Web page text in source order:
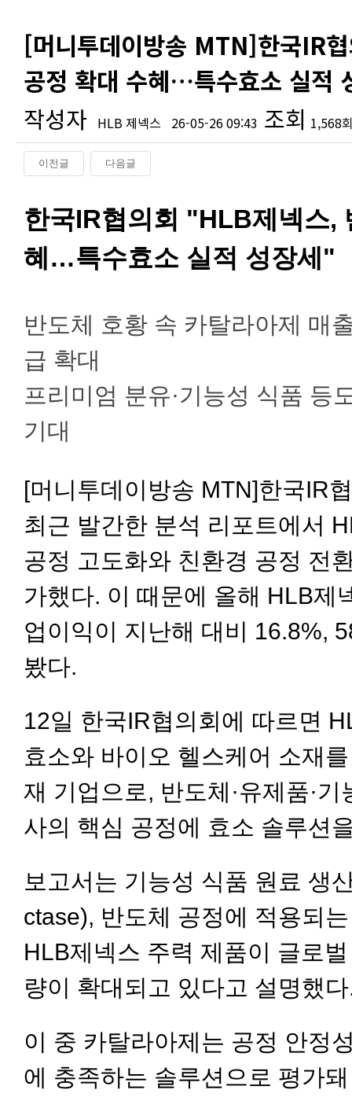
[머니투데이방송 MTN]한국IR
공정 확대 수혜…특수효소 실
작성자 HLB 제넥스 26-05-26 09:43 조회 1,568
이전글 다음글
한국IR협의회 "HLB제넥스,
혜…특수효소 실적 성장세"
반도체 호황 속 카탈라아제 매
급 확대
프리미엄 분유·기능성 식품
기대
[머니투데이방송 MTN]한국IR
최근 발간한 분석 리포트에서
공정 고도화와 친환경 공정 전
가했다. 이 때문에 올해 HLB제
업이익이 지난해 대비 16.8%,
봤다.
12일 한국IR협의회에 따르면
효소와 바이오 헬스케어 소재
재 기업으로, 반도체·유제품·
사의 핵심 공정에 효소 솔루션
보고서는 기능성 식품 원료 생
ctase), 반도체 공정에 적용되
HLB제넥스 주력 제품이 글로
량이 확대되고 있다고 설명했
이 중 카탈라아제는 공정 안정
에 충족하는 솔루션으로 평가